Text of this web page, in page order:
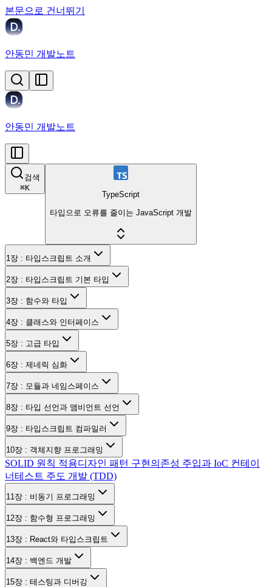
본문으로 건너뛰기
안동민 개발노트
안동민 개발노트
검색
⌘K
TypeScript
타입으로 오류를 줄이는 JavaScript 개발
1장 : 타입스크립트 소개
2장 : 타입스크립트 기본 타입
3장 : 함수와 타입
4장 : 클래스와 인터페이스
5장 : 고급 타입
6장 : 제네릭 심화
7장 : 모듈과 네임스페이스
8장 : 타입 선언과 앰비언트 선언
9장 : 타입스크립트 컴파일러
10장 : 객체지향 프로그래밍
SOLID 원칙 적용디자인 패턴 구현 의존성 주입과 IoC 컨테이
너테스트 주도 개발 (TDD)
11장 : 비동기 프로그래밍
12장 : 함수형 프로그래밍
13장 : React와 타입스크립트
14장 : 백엔드 개발
15장 : 테스팅과 디버깅